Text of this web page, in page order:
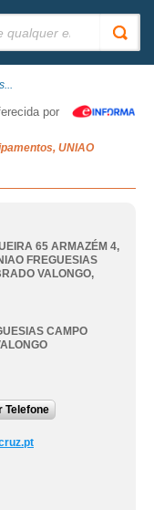
por
UNIAO
65 ARMAZÉM 4,
FREGUESIAS
VALONGO,
CAMPO
Telefone